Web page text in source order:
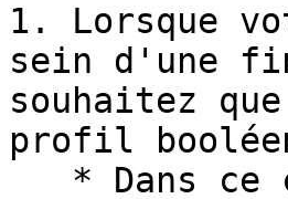
1. Lorsque
sein d'une
souhaitez
profil